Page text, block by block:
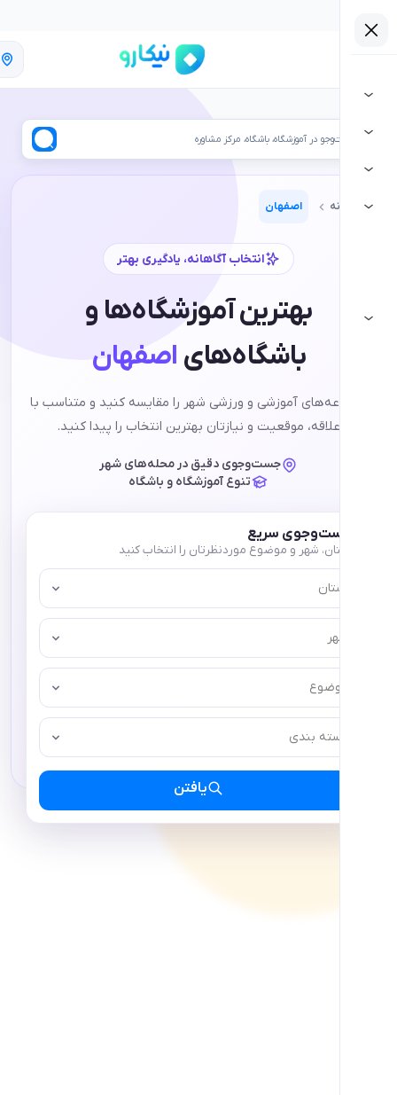
آموزشگاه، باشگاه، مرکز مشاوره
اصفهان
انتخاب آگاهانه، یادگیری بهتر
بهترین آموزشگاه‌ها و
باشگاه‌هایاصفهان
آموزشی و ورزشی شهر را مقایسه کنید و متناسب با
موقعیت و نیازتان بهترین انتخاب را پیدا کنید.
جست‌وجوی دقیق در محله‌های شهر
تنوع آموزشگاه و باشگاه
سریع
شهر و موضوع موردنظرتان را انتخاب کنید